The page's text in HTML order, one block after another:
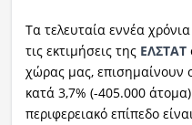
Τα τελευταία εννέα
τις εκτιμήσεις της ΕΛΣΤΑΤ
χώρας μας, επισημαίνουν
κατά 3,7% (-405.000
περιφερειακό επίπεδο